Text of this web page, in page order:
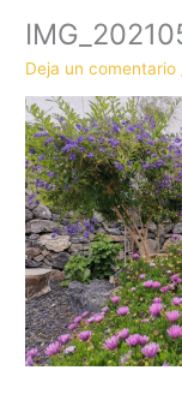
Deja un comentario